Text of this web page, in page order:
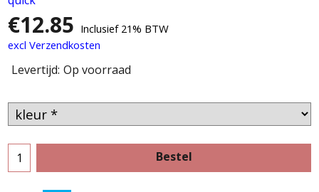
€12.85 Inclusief 21% BTW
excl Verzendkosten
Levertijd: Op voorraad
Bestel